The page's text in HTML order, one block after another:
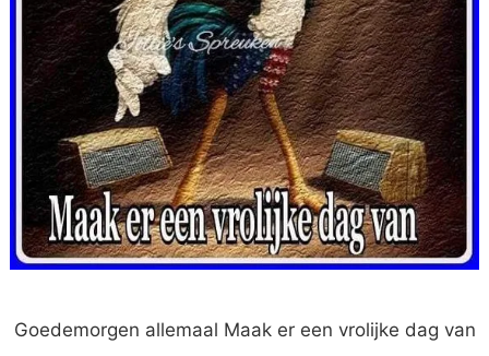
Goedemorgen allemaal Maak er een vrolijke dag van